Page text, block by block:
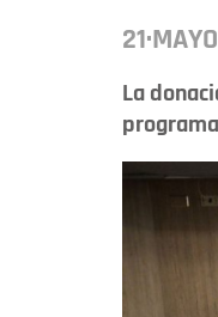
La